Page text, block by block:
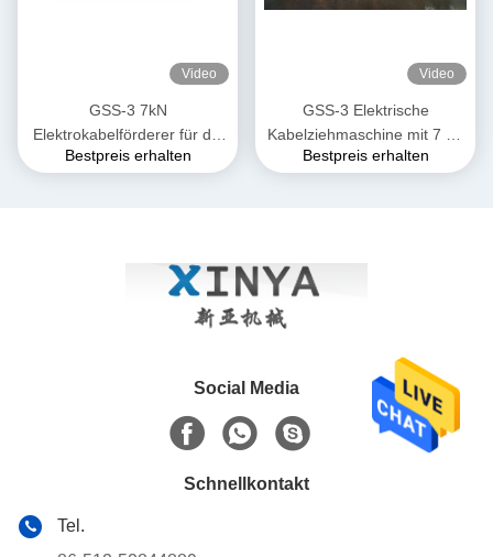
Video
GSS-3 7kN
Elektrokabelförderer für die
unterirdische
Bestpreis erhalten
Video
GSS-3 Elektrische
Kabelziehmaschine mit 7 kN
Zugkraft, CE-zertifiziert &
Bestpreis erhalten
Social Media
Schnellkontakt
Tel.